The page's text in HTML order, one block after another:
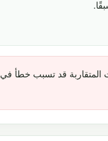
المتقاربة قد تسبب خطأ في